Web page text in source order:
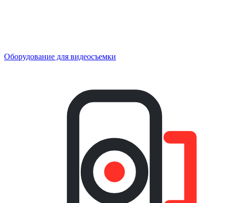
Оборудование для видеосъемки